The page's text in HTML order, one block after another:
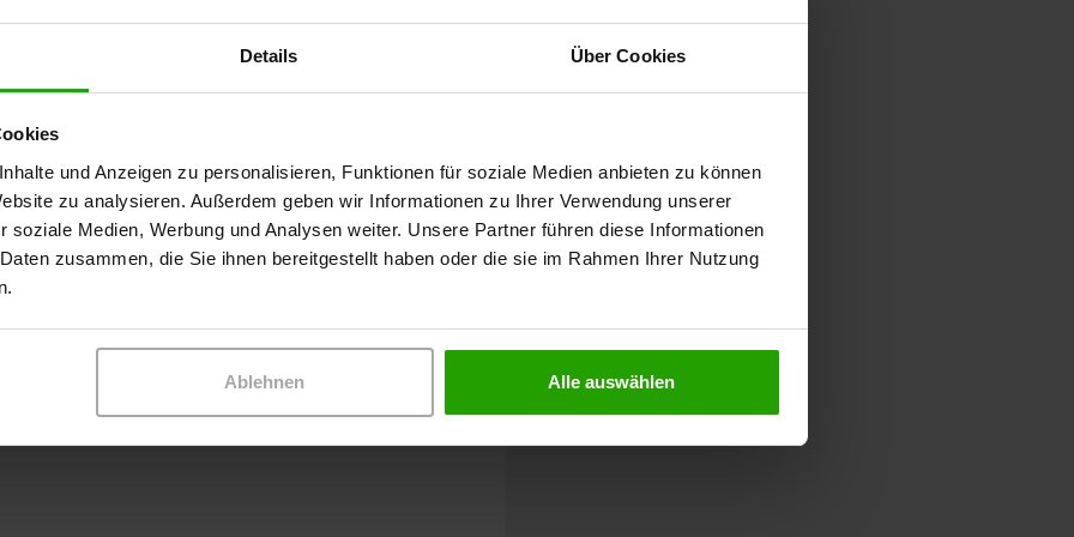
Details Über Cookies
und Anzeigen zu personalisieren, Funktionen für soziale Medien anbieten zu können
zu analysieren. Außerdem geben wir Informationen zu Ihrer Verwendung unserer
soziale Medien, Werbung und Analysen weiter. Unsere Partner führen diese Informationen
zusammen, die Sie ihnen bereitgestellt haben oder die sie im Rahmen Ihrer Nutzung
Ablehnen Alle auswählen
25 Stück
Das Produkt ist steril.
Beratung durch das
Wundkompetenzteam
E-Mail schreiben